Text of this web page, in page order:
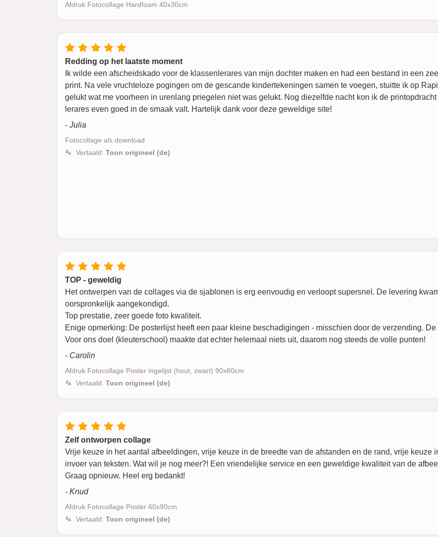
Afdruk Fotocollage Hardfoam 40x30cm
Redding op het laatste moment
Ik wilde een afscheidskado voor de klassenlerares van mijn dochter maken en had een bestand in een
print. Na vele vruchteloze pogingen om de gescande kindertekeningen samen te voegen, stuitte ik op
gelukt wat me voorheen in urenlang priegelen niet was gelukt. Nog diezelfde nacht kon ik de
lerares even goed in de smaak valt. Hartelijk dank voor deze geweldige site!
- Julia
Fotocollage als download
Vertaald: Toon origineel (de)
TOP - geweldig
Het ontwerpen van de collages via de sjablonen is erg eenvoudig en verloopt supersnel. De levering
oorspronkelijk aangekondigd.
Top prestatie, zeer goede foto kwaliteit.
Enige opmerking: De posterlijst heeft een paar kleine beschadigingen - misschien door de verzending.
Voor ons doel (kleuterschool) maakte dat echter helemaal niets uit, daarom nog steeds de volle punten!
- Carolin
Afdruk Fotocollage Poster ingelijst (hout, zwart) 90x60cm
Vertaald: Toon origineel (de)
Zelf ontworpen collage
Vrije keuze in het aantal afbeeldingen, vrije keuze in de breedte van de afstanden en de rand, vrije keuze
invoer van teksten. Wat wil je nog meer?! Een vriendelijke service en een geweldige kwaliteit van de
Graag opnieuw. Heel erg bedankt!
- Knud
Afdruk Fotocollage Poster 60x90cm
Vertaald: Toon origineel (de)